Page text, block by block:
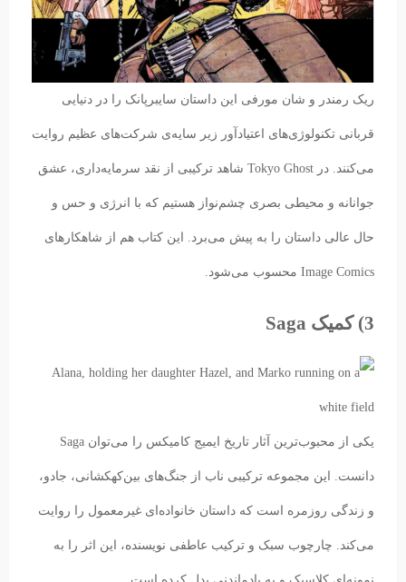
ریک رمندر و شان مورفی این داستان سایبرپانک را در دنیایی
قربانی تکنولوژی‌های اعتیادآور زیر سایه‌ی شرکت‌های عظیم روایت
می‌کنند. در Tokyo Ghost شاهد ترکیبی از نقد سرمایه‌داری، عشق
جوانانه و محیطی بصری چشم‌نواز هستیم که با انرژی و حس و
حال عالی داستان را به پیش می‌برد. این کتاب هم از شاهکارهای
Image Comics محسوب می‌شود.
3) کمیک Saga
یکی از محبوب‌ترین آثار تاریخ ایمیج کامیکس را می‌توان Saga
دانست. این مجموعه ترکیبی ناب از جنگ‌های بین‌کهکشانی، جادو،
و زندگی روزمره است که داستان خانواده‌ای غیرمعمول را روایت
می‌کند. چارچوب سبک و ترکیب عاطفی نویسنده، این اثر را به